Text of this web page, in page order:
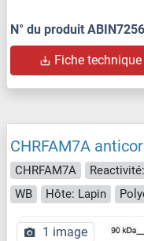
N° du produit
Fiche technique
CHRFAM7A
CHRFAM7A
WB
Hôte: Lapin
1 image